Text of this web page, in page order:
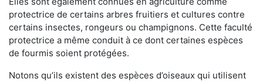
protectrice de certains arbres fruitiers et cultures contre
certains insectes, rongeurs ou champignons. Cette faculté
protectrice a même conduit à ce dont certaines espèces
de fourmis soient protégées.
Notons qu’ils existent des espèces d’oiseaux qui utilisent